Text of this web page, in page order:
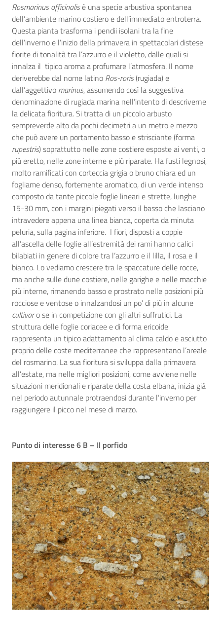
Rosmarinus officinalisè una specie arbustiva spontanea
dell’ambiente marino costiero e dell’immediato entroterra.
Questa pianta trasforma i pendii isolani tra la fine
dell’inverno e l’inizio della primavera in spettacolari distese
fiorite di tonalità tra l’azzurro e il violetto, dalle quali si
innalza il tipico aroma a profumare l’atmosfera. Il nome
deriverebbe dal nome latino Ros-roris(rugiada) e
dall’aggettivo marinus, assumendo così la suggestiva
denominazione di rugiada marina nell’intento di descriverne
la delicata fioritura. Si tratta di un piccolo arbusto
sempreverde alto da pochi decimetri a un metro e mezzo
che può avere un portamento basso e strisciante (forma
rupestris) soprattutto nelle zone costiere esposte ai venti, o
più eretto, nelle zone interne e più riparate. Ha fusti legnosi,
molto ramificati con corteccia grigia o bruno chiara ed un
fogliame denso, fortemente aromatico, di un verde intenso
composto da tante piccole foglie lineari e strette, lunghe
15-30 mm, con i margini piegati verso il basso che lasciano
intravedere appena una linea bianca, coperta da minuta
peluria, sulla pagina inferiore. I fiori, disposti a coppie
all’ascella delle foglie all’estremità dei rami hanno calici
bilabiati in genere di colore tra l’azzurro e il lilla, il rosa e il
bianco. Lo vediamo crescere tra le spaccature delle rocce,
ma anche sulle dune costiere, nelle garighe e nelle macchie
più interne, rimanendo basso e prostrato nelle posizioni più
rocciose e ventose o innalzandosi un po’ di più in alcune
cultivaro se in competizione con gli altri suffrutici. La
struttura delle foglie coriacee e di forma ericoide
rappresenta un tipico adattamento al clima caldo e asciutto
proprio delle coste mediterranee che rappresentano l’areale
del rosmarino. La sua fioritura si sviluppa dalla primavera
all’estate, ma nelle migliori posizioni, come avviene nelle
situazioni meridionali e riparate della costa elbana, inizia già
nel periodo autunnale protraendosi durante l’inverno per
raggiungere il picco nel mese di marzo.
Punto di interesse 6 B – Il porfido